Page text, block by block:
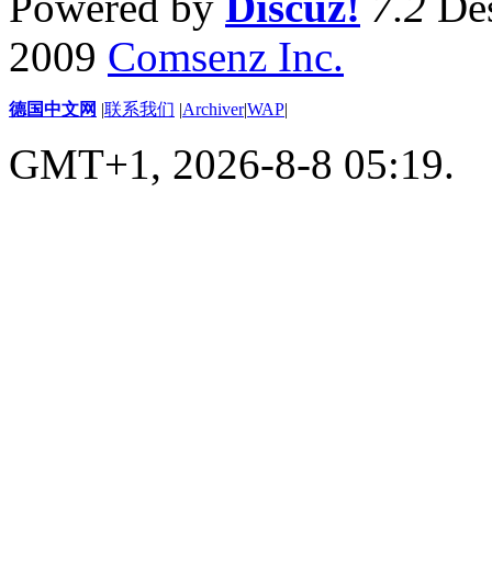
2009 Comsenz Inc.
德国中文网 |联系我们 |Archiver|WAP|
GMT+1, 2026-8-8 05:19.